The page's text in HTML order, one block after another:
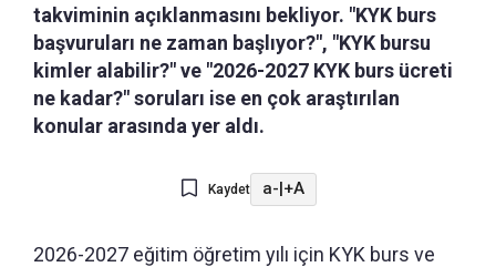
takviminin açıklanmasını bekliyor. "KYK burs
başvuruları ne zaman başlıyor?", "KYK bursu
kimler alabilir?" ve "2026-2027 KYK burs ücreti
ne kadar?" soruları ise en çok araştırılan
konular arasında yer aldı.
Kaydet a- +A
2026-2027 eğitim öğretim yılı için KYK burs ve